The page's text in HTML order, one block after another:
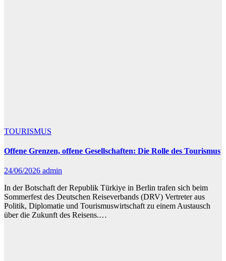
TOURISMUS
Offene Grenzen, offene Gesellschaften: Die Rolle des Tourismus
24/06/2026 admin
In der Botschaft der Republik Türkiye in Berlin trafen sich beim
Sommerfest des Deutschen Reiseverbands (DRV) Vertreter aus
Politik, Diplomatie und Tourismuswirtschaft zu einem Austausch
über die Zukunft des Reisens.…